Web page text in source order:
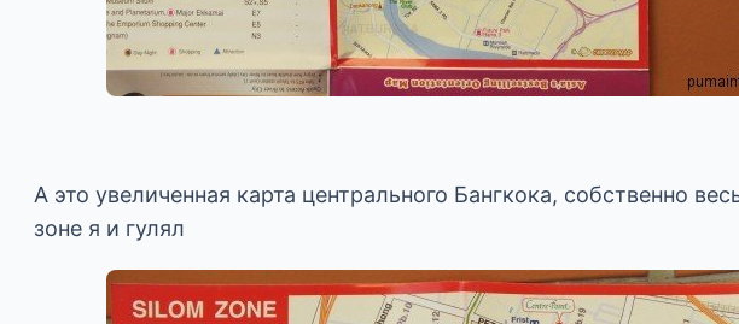
А это увеличенная карта центрального Бангкока, собственно
зоне я и гулял